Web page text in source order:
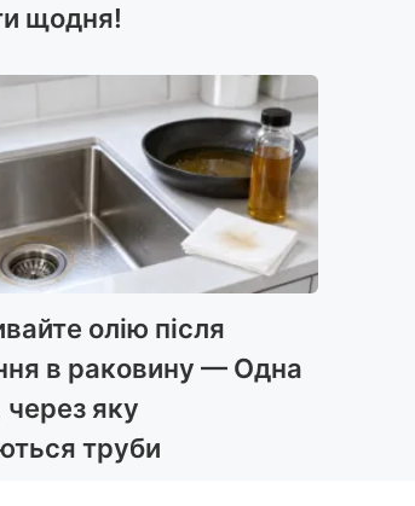
щодня!
олію після
в раковину — Одна
через яку
труби